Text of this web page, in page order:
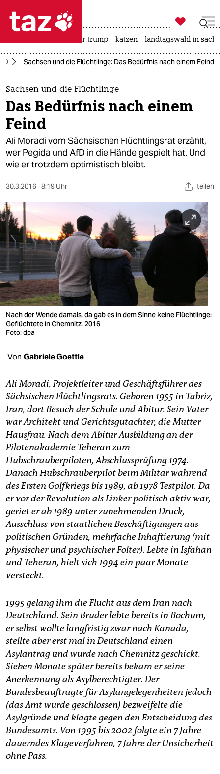
 taz zahl ich
taz zahl ich
themen
politik
öko
gesellschaft
sport
berlin
nord
wahrheit
verlag
verlag
veranstaltungen
unterstützen
abo
genossenschaft
epaper login

taz zahl ich
usa unter trump katzen landtagswahl in
Sachsen und die Flüchtlinge: Das Bedürfnis nach einem Feind
Sachsen und die Flüchtlinge
Das Bedürfnis nach einem
Feind
Ali Moradi vom Sächsischen Flüchtlingsrat erzählt,
wer Pegida und AfD in die Hände gespielt hat. Und
wie er trotzdem optimistisch bleibt.
30.3.2016 8:19 Uhr teilen
Nach der Wende damals, da gab es in dem Sinne keine Flüchtlinge:
Geflüchtete in Chemnitz, 2016
Foto: dpa
Von Gabriele Goettle
Ali Moradi, Projektleiter und Geschäftsführer des
Sächsischen Flüchtlingsrats. Geboren 1955 in Tabriz,
Iran, dort Besuch der Schule und Abitur. Sein Vater
war Architekt und Gerichtsgutachter, die Mutter
Hausfrau. Nach dem Abitur Ausbildung an der
Pilotenakademie Teheran zum
Hubschrauberpiloten, Abschlussprüfung 1974.
Danach Hubschrauberpilot beim Militär während
des Ersten Golfkriegs bis 1989, ab 1978 Testpilot. Da
er vor der Revolution als Linker politisch aktiv war,
geriet er ab 1989 unter zunehmenden Druck,
Ausschluss von staatlichen Beschäftigungen aus
politischen Gründen, mehrfache Inhaftierung (mit
physischer und psychischer Folter). Lebte in Isfahan
und Teheran, hielt sich 1994 ein paar Monate
versteckt.
1995 gelang ihm die Flucht aus dem Iran nach
Deutschland. Sein Bruder lebte bereits in Bochum,
er selbst wollte langfristig zwar nach Kanada,
stellte aber erst mal in Deutschland einen
Asylantrag und wurde nach Chemnitz geschickt.
Sieben Monate später bereits bekam er seine
Anerkennung als Asylberechtigter. Der
Bundesbeauftragte für Asylangelegenheiten jedoch
(das Amt wurde geschlossen) bezweifelte die
Asylgründe und klagte gegen den Entscheidung des
Bundesamts. Von 1995 bis 2002 folgte ein 7 Jahre
dauerndes Klageverfahren, 7 Jahre der Unsicherheit
ohne Pass.